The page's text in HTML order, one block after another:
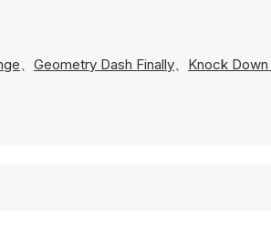
、 Geometry Dash Finally、 Knock Down